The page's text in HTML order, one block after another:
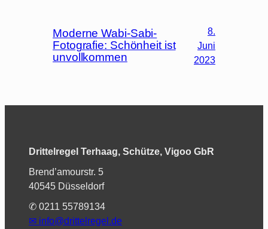
Moderne Wabi-Sabi-
Fotografie: Schönheit ist
unvollkommen
8.
Juni
2023
Drittelregel Terhaag, Schütze, Vigoo GbR
Brend’amourstr. 5
40545 Düsseldorf
✆ 0211 55789134
✉︎ info@drittelregel.de